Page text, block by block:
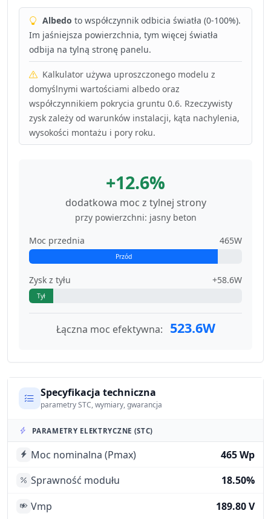
Albedo to współczynnik odbicia światła (0-100%).
Im jaśniejsza powierzchnia, tym więcej światła
odbija na tylną stronę panelu.
Kalkulator używa uproszczonego modelu z
domyślnymi wartościami albedo oraz
współczynnikiem pokrycia gruntu 0.6. Rzeczywisty
zysk zależy od warunków instalacji, kąta nachylenia,
wysokości montażu i pory roku.
+12.6%
dodatkowa moc z tylnej strony
przy powierzchni: jasny beton
Moc przednia
465W
Przód
Zysk z tyłu +58.6W
Tył
Łączna moc efektywna: 523.6W
Specyfikacja techniczna
parametry STC, wymiary, gwarancja
PARAMETRY ELEKTRYCZNE (STC)
Moc nominalna (Pmax)
465 Wp
Sprawność modułu
18.50%
Vmp
189.80 V